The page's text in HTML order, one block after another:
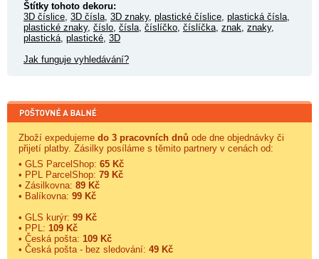
Štítky tohoto dekoru:
3D číslice, 3D čísla, 3D znaky, plastické číslice, plastická čísla,
plastické znaky, číslo, čísla, číslíčko, číslíčka, znak, znaky,
plastická, plastické, 3D
Jak funguje vyhledávání?
Zboží expedujeme do 3 pracovních dnů ode dne objednávky či
přijetí platby. Zásilky posíláme s těmito partnery v cenách od:
• GLS ParcelShop: 65 Kč
• PPL ParcelShop: 79 Kč
• Zásilkovna: 89 Kč
• Balíkovna: 99 Kč
• GLS kurýr: 99 Kč
• PPL: 109 Kč
• Česká pošta: 109 Kč
• Česká pošta - bez sledování: 49 Kč